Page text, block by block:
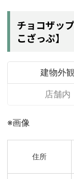
チョコザッ
こざっぷ】
建物外
店舗内
※画像
住所